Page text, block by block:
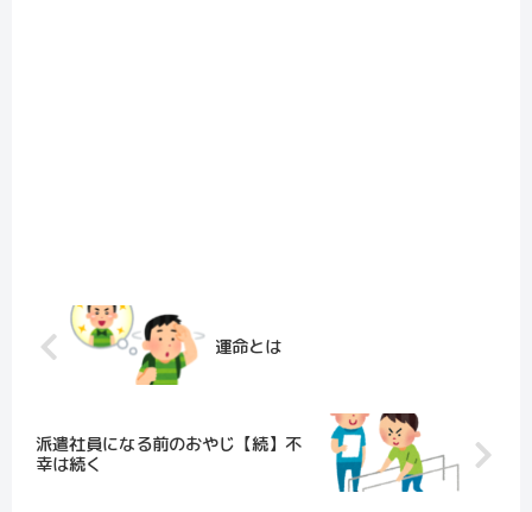
運命とは
派遣社員になる前のおやじ【続】不
幸は続く